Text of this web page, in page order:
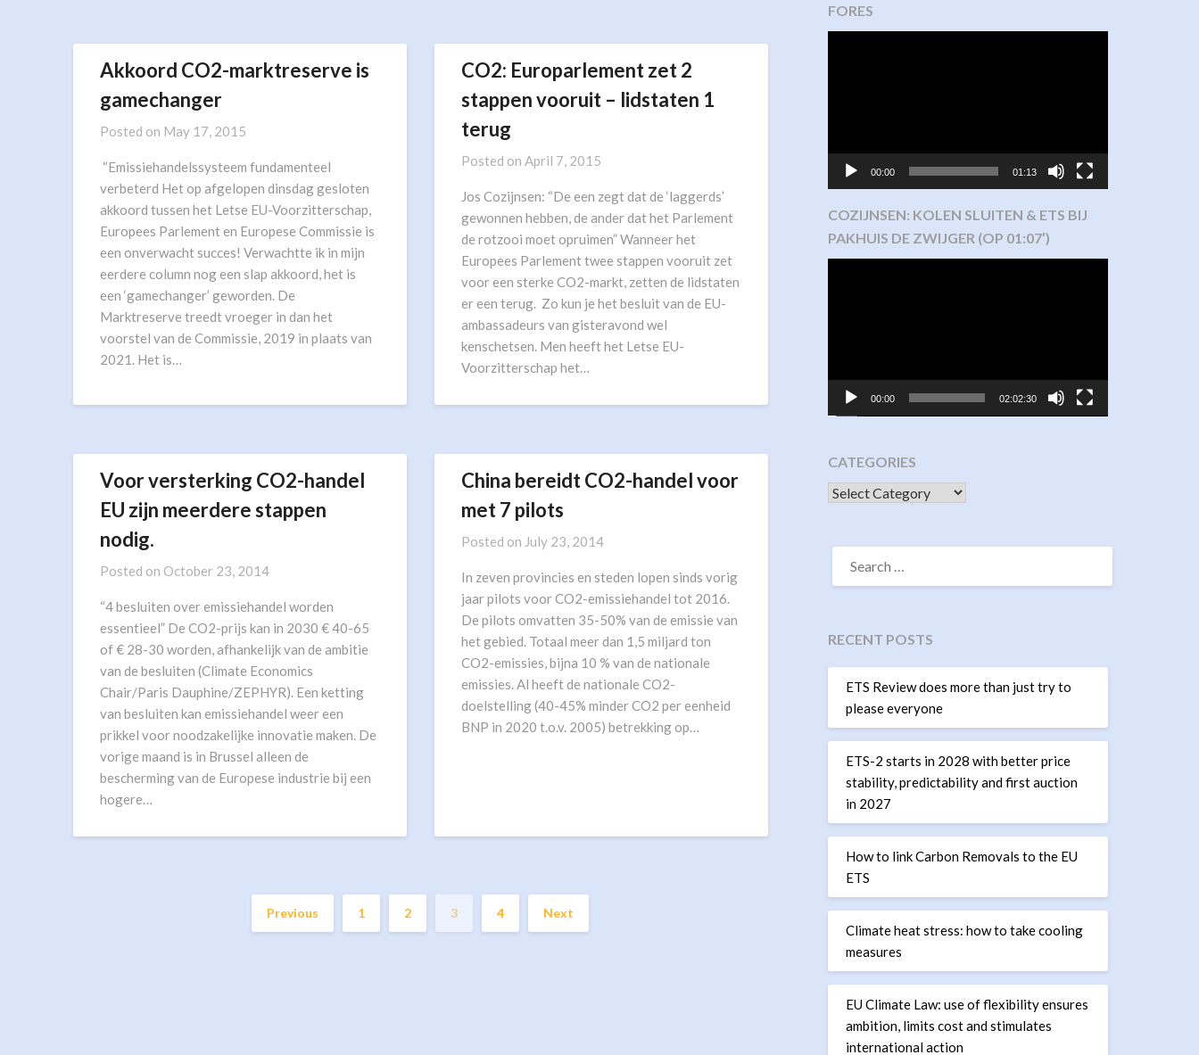
Akkoord CO2-marktreserve is
gamechanger
Posted on May 17, 2015
“Emissiehandelssysteem fundamenteel
verbeterd Het op afgelopen dinsdag gesloten
akkoord tussen het Letse EU-Voorzitterschap,
Europees Parlement en Europese Commissie is
een onverwacht succes! Verwachtte ik in mijn
eerdere column nog een slap akkoord, het is
een ‘gamechanger’ geworden. De
Marktreserve treedt vroeger in dan het
voorstel van de Commissie, 2019 in plaats van
2021. Het is…
CO2: Europarlement zet 2
stappen vooruit – lidstaten 1
terug
Posted on April 7, 2015
Jos Cozijnsen: “De een zegt dat de ‘laggerds’
gewonnen hebben, de ander dat het Parlement
de rotzooi moet opruimen” Wanneer het
Europees Parlement twee stappen vooruit zet
voor een sterke CO2-markt, zetten de lidstaten
er een terug. Zo kun je het besluit van de EU-
ambassadeurs van gisteravond wel
kenschetsen. Men heeft het Letse EU-
Voorzitterschap het…
Voor versterking CO2-handel
EU zijn meerdere stappen
nodig.
Posted on October 23, 2014
“4 besluiten over emissiehandel worden
essentieel” De CO2-prijs kan in 2030 € 40-65
of € 28-30 worden, afhankelijk van de ambitie
van de besluiten (Climate Economics
Chair/Paris Dauphine/ZEPHYR). Een ketting
van besluiten kan emissiehandel weer een
prikkel voor noodzakelijke innovatie maken. De
vorige maand is in Brussel alleen de
bescherming van de Europese industrie bij een
hogere…
China bereidt CO2-handel voor
met 7 pilots
Posted on July 23, 2014
In zeven provincies en steden lopen sinds vorig
jaar pilots voor CO2-emissiehandel tot 2016.
De pilots omvatten 35-50% van de emissie van
het gebied. Totaal meer dan 1,5 miljard ton
CO2-emissies, bijna 10 % van de nationale
emissies. Al heeft de nationale CO2-
doelstelling (40-45% minder CO2 per eenheid
BNP in 2020 t.o.v. 2005) betrekking op…
Previous 1 2 3 4 Next
FORES
00:00 01:13
COZIJNSEN: KOLEN SLUITEN & ETS BIJ
PAKHUIS DE ZWIJGER (OP 01:07′)
00:00 02:02:30
CATEGORIES
CATEGORIES
SEARCH
FOR:
RECENT POSTS
ETS Review does more than just try to
please everyone
ETS-2 starts in 2028 with better price
stability, predictability and first auction
in 2027
How to link Carbon Removals to the EU
ETS
Climate heat stress: how to take cooling
measures
EU Climate Law: use of flexibility ensures
ambition, limits cost and stimulates
international action